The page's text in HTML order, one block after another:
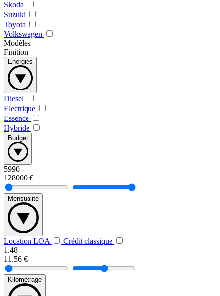
Skoda
Suzuki
Toyota
Volkswagen
Modèles
Finition
Energies
Diesel
Electrique
Essence
Hybride
Budget
5990 -
128000 €
Mensualité
Location LOA
Crédit classique
1.48 -
11.56 €
Kilométrage